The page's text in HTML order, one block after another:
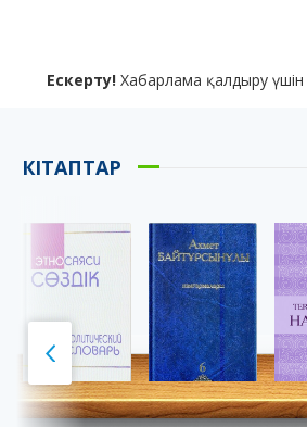
Ескерту! Хабарлама қалдыру үшін
КІТАПТАР